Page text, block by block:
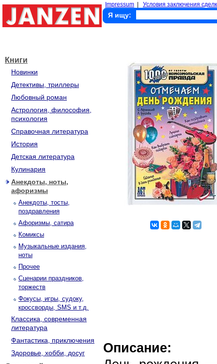
Impressum Условия заключения
Я ищу:
Книги
Новинки
Детективы, триллеры
Любовный роман
Астрология, философия,
психология
Справочная литература
История
Детская литература
Кулинария
Анекдоты, ноты,
афоризмы
Анекдоты, тосты,
поздравления
Афоризмы, сатира
Комиксы
Музыкальные издания,
ноты
Прочее
Сценарии праздников,
торжеств
Фокусы, игры, судоку,
кроссворды, SMS и т.д.
Классика, современная
литература
Фантастика, приключения
Здоровье, хобби, досуг
Описание: